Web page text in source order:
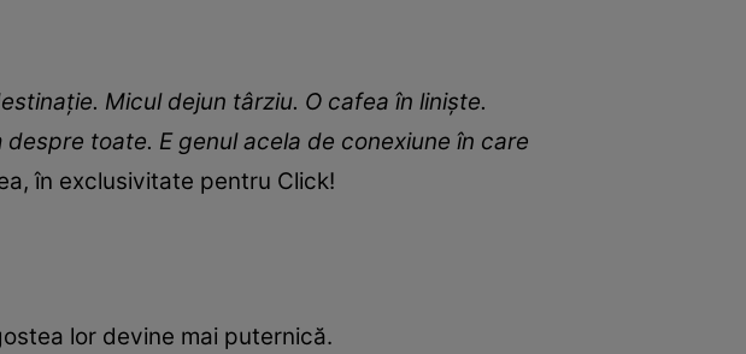
Micul dejun târziu. O cafea în liniște.
toate. E genul acela de conexiune în care
în exclusivitate pentru Click!
lor devine mai puternică.